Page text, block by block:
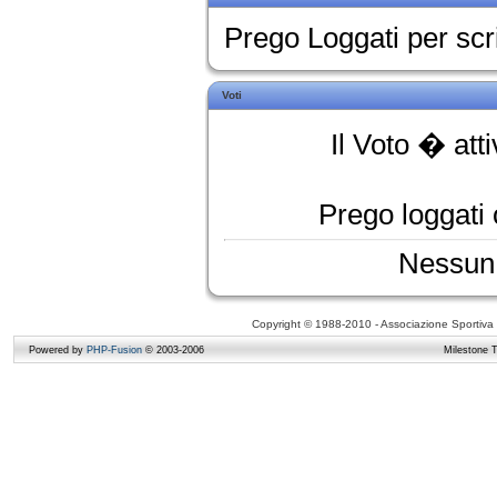
Prego Loggati per
Voti
Il Voto �
Prego loggati
Copyright © 1988-2010 - Associazione
Powered by PHP-Fusion © 2003-2006 Milestone